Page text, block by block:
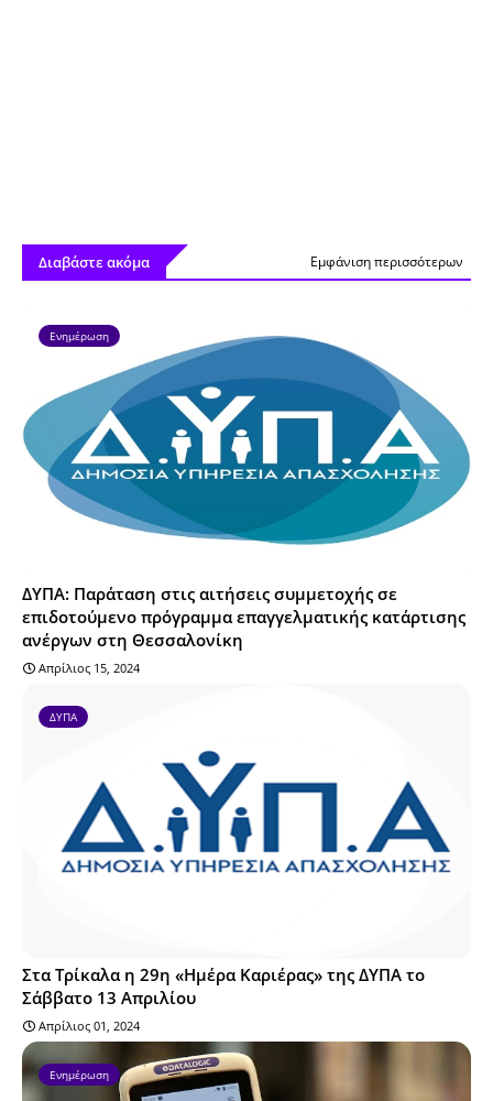
Διαβάστε ακόμα Εμφάνιση περισσότερων
Ενημέρωση
ΔΥΠΑ: Παράταση στις αιτήσεις συμμετοχής σε
επιδοτούμενο πρόγραμμα επαγγελματικής κατάρτισης
ανέργων στη Θεσσαλονίκη
Απρίλιος 15, 2024
ΔΥΠΑ
Στα Τρίκαλα η 29η «Ημέρα Καριέρας» της ΔΥΠΑ το
Σάββατο 13 Απριλίου
Απρίλιος 01, 2024
Ενημέρωση